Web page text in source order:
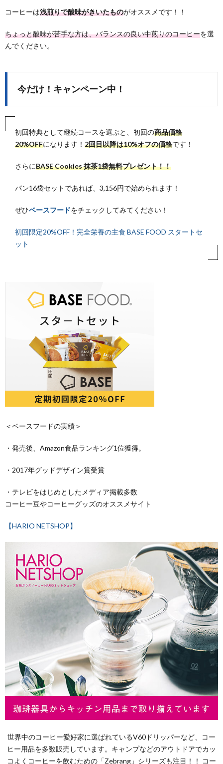
コーヒーは浅煎りで酸味がきいたものがオススメです！！
ちょっと酸味が苦手な方は、バランスの良い中煎りのコーヒーを選
んでください。
今だけ！キャンペーン中！
初回特典として継続コースを選ぶと、初回の商品価格
20%OFFになります！ 2回目以降は10%オフの価格です！
さらにBASE Cookies抹茶1袋無料プレゼント！！
パン16袋セットであれば、3,156円で始められます！
ぜひベースフードをチェックしてみてください！
初回限定20%OFF！完全栄養の主食 BASE FOOD スタートセ
ット
＜ベースフードの実績＞
・発売後、 Amazon食品ランキング1位獲得。
・ 2017年グッドデザイン賞受賞
・テレビをはじめとしたメディア掲載多数
コーヒー豆やコーヒーグッズのオススメサイト
【HARIO NETSHOP】
世界中のコーヒー愛好家に選ばれているV60ドリッパーなど、コー
ヒー用品を多数販売しています。キャンプなどのアウトドアでカッ
コよくコーヒーを飲むための「Zebrang」シリーズも注目！！ コー